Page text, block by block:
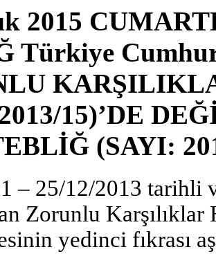
2015
Türkiye
15)’DE
(SAYI:
– 25/12/2013 tarihli
Zorunlu Karşılıklar
yedinci fıkrası